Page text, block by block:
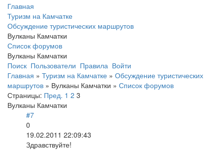
Главная
Туризм на Камчатке
Обсуждение туристических маршрутов
Вулканы Камчатки
Список форумов
Вулканы Камчатки
Поиск Пользователи Правила Войти
Главная » Туризм на Камчатке » Обсуждение туристических
маршрутов » Вулканы Камчатки » Список форумов
Страницы: Пред. 1 2 3
Вулканы Камчатки
#7
0
19.02.2011 22:09:43
Здравствуйте!